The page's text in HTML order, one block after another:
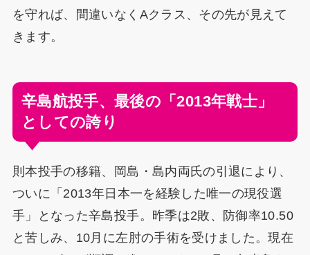
を守れば、間違いなくAクラス、その先が見えて
きます。
辛島航投手、最後の「2013年戦士」
としての誇り
則本投手の移籍、岡島・島内両氏の引退により、
ついに「2013年日本一を経験した唯一の現役選
手」となった辛島投手。昨季は2敗、防御率10.50
と苦しみ、10月に左肘の手術を受けました。現在